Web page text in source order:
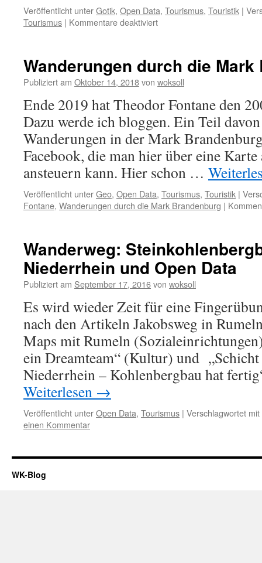
Veröffentlicht unterGotik, Open Data, Tourismus, Touristik |
Tourismus | Kommentare deaktiviert
Sankt
Lamberti
–
Data?
Wanderungen durch die
Publiziert am Oktober 14, 2018von woksoll
Ende 2019 hat Theodor Fontane den
Dazu werde ich bloggen. Ein Teil
Wanderungen in der Mark
Facebook, die man hier über eine
ansteuern kann. Hier schon …
Veröffentlicht unterGeo, Open Data, Tourismus, Touristik |
Fontane, Wanderungen durch die Mark Brandenburg |
Wanderweg:
Niederrhein und Open Data
Publiziert am September 17, 2016von woksoll
Es wird wieder Zeit für eine
nach den Artikeln Jakobsweg in
Maps mit Rumeln
ein Dreamteam“ (Kultur) und „Schicht
Niederrhein – Kohlenbergbau hat
Weiterlesen →
Veröffentlicht unterOpen Data, Tourismus | Verschlagwortet mit
einen Kommentar
WK-Blog